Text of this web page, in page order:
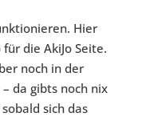
Hier
die AkiJo Seite.
noch in der
da gibts noch nix
sich das